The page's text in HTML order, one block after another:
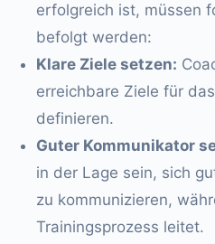
erfolgreich ist, müssen
befolgt werden:
Klare Ziele setzen:
erreichbare Ziele für
definieren.
Guter Kommunikator
in der Lage sein, sich
zu kommunizieren,
Trainingsprozess leitet.